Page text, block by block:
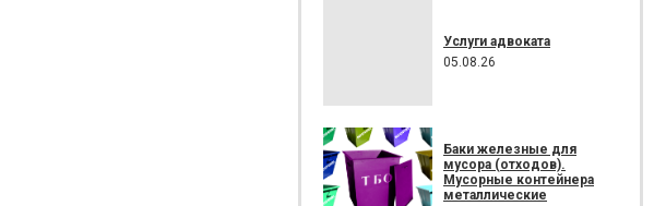
Услуги адвоката
05.08.26
Баки железные для
мусора (отходов).
Мусорные контейнера
металлические